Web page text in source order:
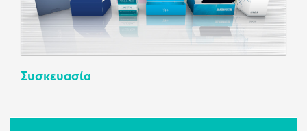
Συσκευασία